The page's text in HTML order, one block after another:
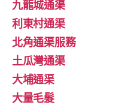
九龍城通渠
利東村通渠
北角通渠服務
土瓜灣通渠
大埔通渠
大量毛髮